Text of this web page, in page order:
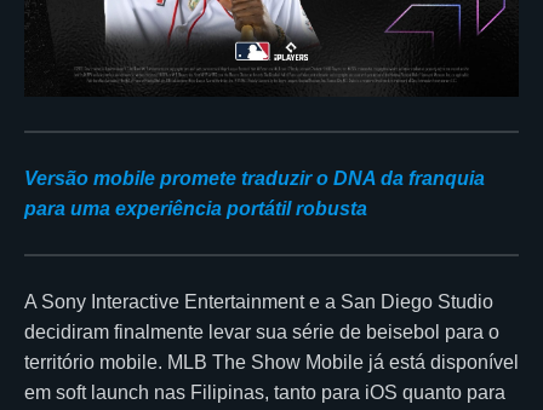
Versão mobile promete traduzir o DNA da franquia
para uma experiência portátil robusta
A Sony Interactive Entertainment e a San Diego Studio
decidiram finalmente levar sua série de beisebol para o
território mobile. MLB The Show Mobile já está disponível
em soft launch nas Filipinas, tanto para iOS quanto para